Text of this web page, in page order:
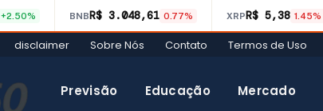
+2.50% BNBR$ 3.048,61 0.77% XRPR$ 5,38 1.45%
disclaimer Sobre Nós Contato Termos de Uso
Previsão Educação Mercado